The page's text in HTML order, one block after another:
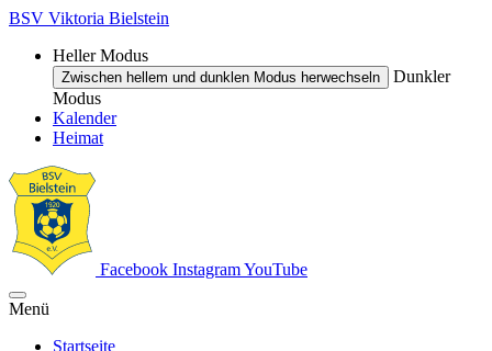
BSV Viktoria Bielstein
Heller Modus
Zwischen hellem und dunklen Modus herwechseln
Dunkler
Modus
Kalender
Heimat
Facebook InstagramYouTube
Menü
Startseite